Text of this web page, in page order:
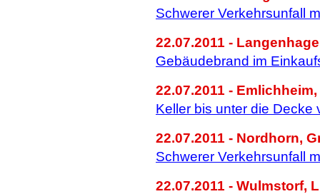
Schwerer Verkehrsunfall
22.07.2011 -
Gebäudebrand im
22.07.2011 -
Keller bis unter die Decke
22.07.2011 - Nordhorn,
Schwerer Verkehrsunfall
22.07.2011 - Wulmstorf,